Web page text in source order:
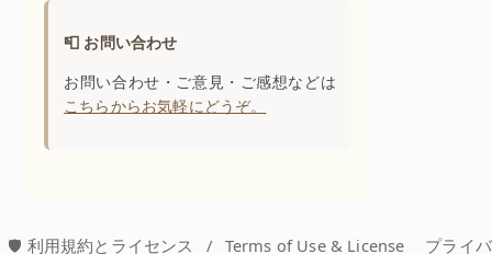
📮 お問い合わせ
お問い合わせ・ご意見・ご感想などは
こちらからお気軽にどうぞ。
🛡️ 利用規約とライセンス / Terms of Use & License プライバ